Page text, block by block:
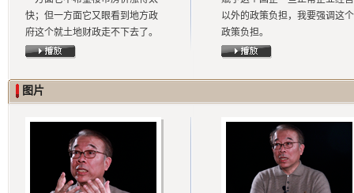
快；但一方面它又眼看到地方政
府这个就土地财政走不下去了。
以外的政策负担，我要强调这个
政策负担。
图片